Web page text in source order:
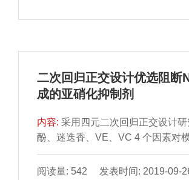
指标，并进行感官评定。结果表明
失、蒸煮损失和析 水率，同时改善
配，在生产鸭血豆腐时添加量为4.0
效果达到最佳，能够显著改善鸭血
等
二次回归正交设计优选阻断
成的亚硝化抑制剂
内容:采用四元二次回归正交设计研
酚、迷迭香、VE、VC 4 个因素对
N-二甲基亚硝胺 （N-
NDMA）抑制率的影响，最终得出4
阅读量: 542 发表时间: 2019-09-